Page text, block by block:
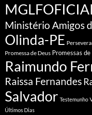
Ministério Amigos
Olinda-PE
Promessa de Deus Promessas de
Raimundo
Raissa Fernandes
Salvador Testemunho
Últimos Dias